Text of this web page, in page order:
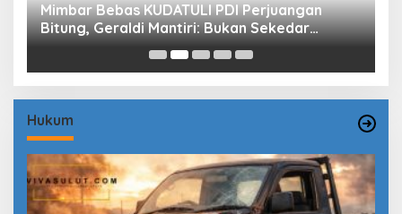
Mimbar Bebas KUDATULI PDI Perjuangan
Bitung, Geraldi Mantiri: Bukan Sekedar
Sejarah
Hukum